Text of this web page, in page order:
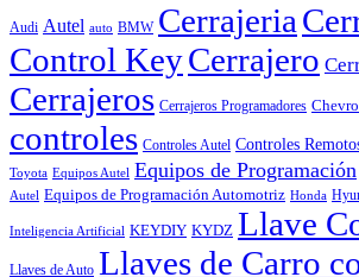
Audi Autel auto BMW Cerrajeria
Control KeyCerrajero
Cerrajeros Cerrajeros Programadores
controles Controles Autel Controles
Toyota Equipos Autel Equipos de Programación
Autel Equipos de Programación Automotriz Honda
Inteligencia Artificial KEYDIY KYDZ Llave
Llaves de Auto Llaves de Carro